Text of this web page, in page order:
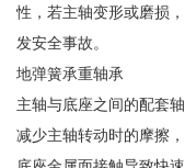
性，若主轴变形或磨损
发安全事故。
地弹簧承重轴承
主轴与底座之间的配套
减少主轴转动时的摩擦